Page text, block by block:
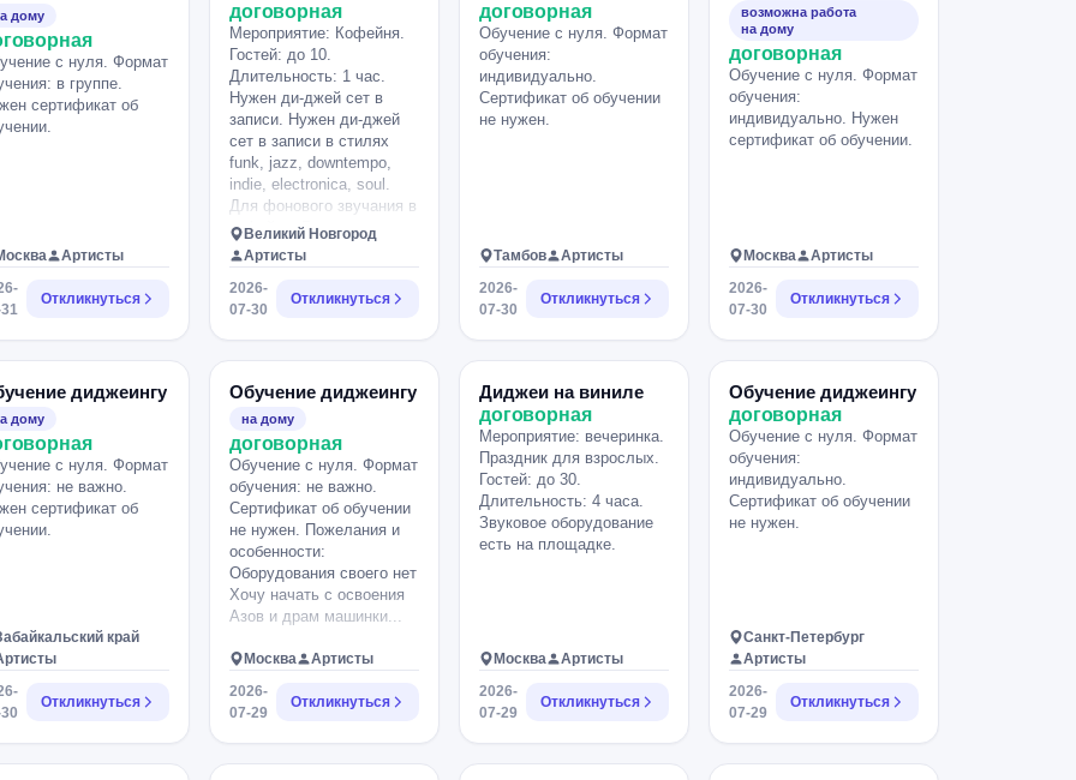
дому
с нуля. Формат
в группе.
сертификат об
Артисты
Откликнуться
договорная
Мероприятие: Кофейня.
Гостей: до 10.
Длительность: 1 час.
Нужен ди-джей сет в
записи. Нужен ди-джей
сет в записи в стилях
funk, jazz, downtempo,
indie, electronica, soul.
Для фонового звучания в
кофейне. Главная задача
- винтажное звучание. По
жанрам - эклектика. НЕ
Ретро ФМ и НЕ дискотека
80. Все вкусно и
эстетично. Использовать
можно как старую так и
Часовой микс - 2.000.
Великий Новгород
Артисты
2026-
07-30
Откликнуться
договорная
Обучение с нуля. Формат
обучения:
индивидуально.
Сертификат об обучении
не нужен.
Тамбов
Артисты
2026-
07-30
Откликнуться
возможна работа
на дому
договорная
Обучение с нуля. Формат
обучения:
индивидуально. Нужен
сертификат об обучении.
Москва
Артисты
2026-
07-30
Откликнуться
диджеингу
дому
с нуля. Формат
не важно.
сертификат об
край
Откликнуться
Обучение диджеингу
на дому
договорная
Обучение с нуля. Формат
обучения: не важно.
Сертификат об обучении
не нужен. Пожелания и
особенности:
Оборудования своего нет
Хочу начать с освоения
Азов и драм машинки...
Москва
Артисты
2026-
07-29
Откликнуться
Диджеи на виниле
договорная
Мероприятие: вечеринка.
Праздник для взрослых.
Гостей: до 30.
Длительность: 4 часа.
Звуковое оборудование
есть на площадке.
Москва
Артисты
2026-
07-29
Откликнуться
Обучение диджеингу
договорная
Обучение с нуля. Формат
обучения:
индивидуально.
Сертификат об обучении
не нужен.
Санкт-Петербург
Артисты
2026-
07-29
Откликнуться